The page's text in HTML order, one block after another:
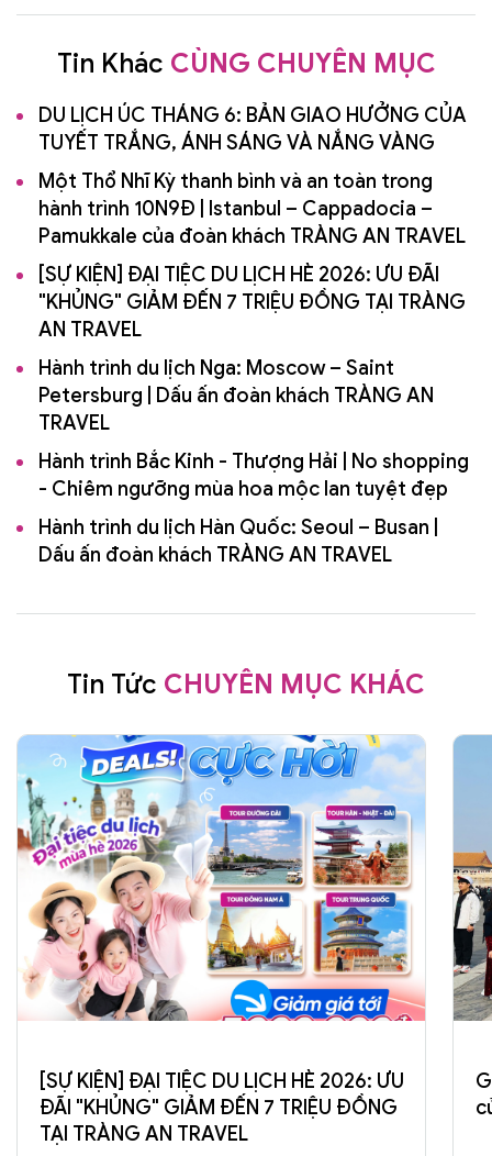
Tin Khác CÙNG CHUYÊN MỤC
DU LỊCH ÚC THÁNG 6: BẢN GIAO HƯỞNG CỦA
TUYẾT TRẮNG, ÁNH SÁNG VÀ NẮNG VÀNG
Một Thổ Nhĩ Kỳ thanh bình và an toàn trong
hành trình 10N9Đ | Istanbul – Cappadocia –
Pamukkale của đoàn khách TRÀNG AN TRAVEL
[SỰ KIỆN] ĐẠI TIỆC DU LỊCH HÈ 2026: ƯU ĐÃI
"KHỦNG" GIẢM ĐẾN 7 TRIỆU ĐỒNG TẠI TRÀNG
AN TRAVEL
Hành trình du lịch Nga: Moscow – Saint
Petersburg | Dấu ấn đoàn khách TRÀNG AN
TRAVEL
Hành trình Bắc Kinh - Thượng Hải | No shopping
- Chiêm ngưỡng mùa hoa mộc lan tuyệt đẹp
Hành trình du lịch Hàn Quốc: Seoul – Busan |
Dấu ấn đoàn khách TRÀNG AN TRAVEL
Tin Tức CHUYÊN MỤC KHÁC
[SỰ KIỆN] ĐẠI TIỆC DU LỊCH HÈ 2026: ƯU
ĐÃI "KHỦNG" GIẢM ĐẾN 7 TRIỆU ĐỒNG
TẠI TRÀNG AN TRAVEL